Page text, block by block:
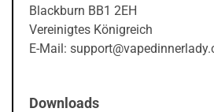
Blackburn BB1 2EH
Vereinigtes Königreich
E-Mail:
Downloads